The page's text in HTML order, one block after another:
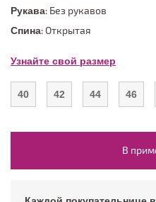
Рукава: Без рукавов
Спина: Открытая
Узнайте свой размер
40 42 44 46
В